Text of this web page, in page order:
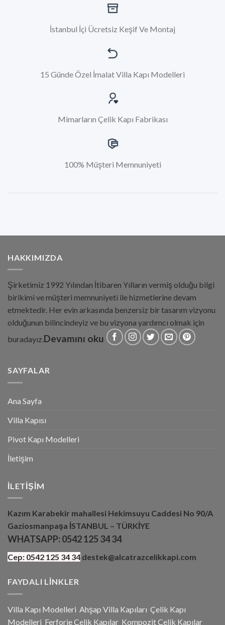
İstanbul İçi Ücretsiz Keşif Ve Montaj
15 Günde Özel İmalat Villa Kapı Modelleri
Mimarların Çelik Kapı Fabrikası
100% Müşteri Memnuniyeti
HAKKIMIZDA
Şirketimiz 1992 Yılından İtibaren Yılların vermiş olduğu bilgi
birikimi ve müşteri memnuniyeti ile hizmetlerine devam
etmektedir. Her evin arkasında benzersiz bir tasarım vizyonu
olduğunun bilincindeyiz ve bu vizyona yardımcı olmak için
buradayız.Devamını oku
SAYFALAR
Ana Sayfa
Villa Kapısı
Pivot Kapı Modelleri
İletişim
İLETIŞIM
Kazım Karabekir mahallesi Hekimsuyu Caddesi No 90/A
Gaziosmanpaşa İSTANBUL – TÜRKİYE
WHATSAPP: 0542 125 34 34
Cep: 0542 125 34 34 destek@alcatrazcelikkapi.com
FAYDALI LINKLER
Villa Kapı Modelleri Ahşap Villa Kapıları Çelik Kapı
Modelleri Ferforje Çelik Kapılar Kompozit Çelik Kapılar